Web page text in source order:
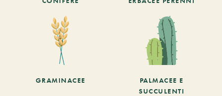
GRAMINACEE
PALMACEE E
SUCCULENTI